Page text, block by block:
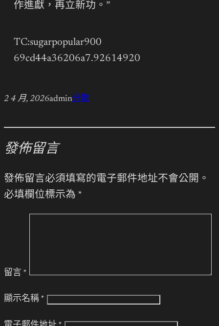
作進獻，再立新功。”
TC:sugarpopular900
69cd44a36206a7.92614920
2 4 月, 2026admin分數
發佈留言
發佈留言必須填寫的電子郵件地址不會公開。
必填欄位標示為 *
留言 *
顯示名稱 *